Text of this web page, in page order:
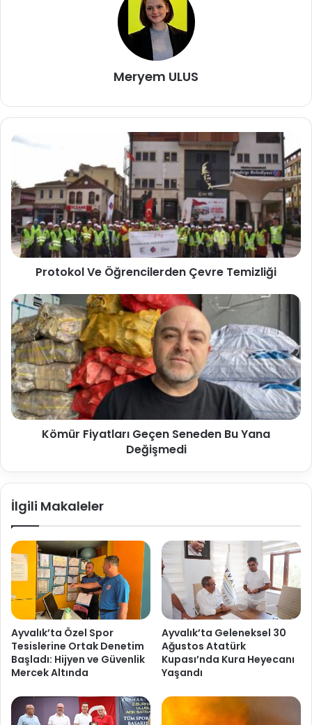
Meryem ULUS
Protokol Ve Öğrencilerden Çevre Temizliği
Kömür Fiyatları Geçen Seneden Bu Yana
Değişmedi
İlgili Makaleler
Ayvalık’ta Özel Spor
Tesislerine Ortak Denetim
Başladı: Hijyen ve Güvenlik
Mercek Altında
Ayvalık’ta Geleneksel 30
Ağustos Atatürk
Kupası’nda Kura Heyecanı
Yaşandı